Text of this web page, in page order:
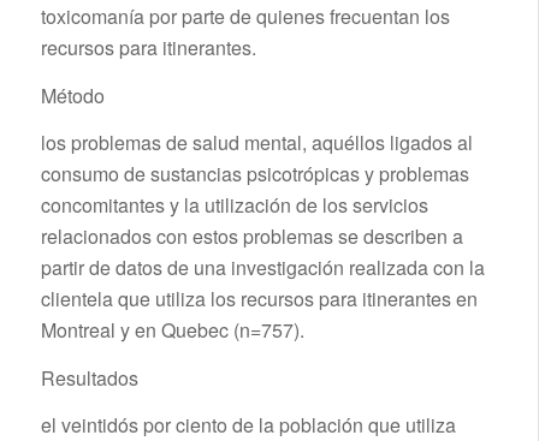
toxicomanía por parte de quienes frecuentan los
recursos para itinerantes.
Método
los problemas de salud mental, aquéllos ligados al
consumo de sustancias psicotrópicas y problemas
concomitantes y la utilización de los servicios
relacionados con estos problemas se describen a
partir de datos de una investigación realizada con la
clientela que utiliza los recursos para itinerantes en
Montreal y en Quebec (n=757).
Resultados
el veintidós por ciento de la población que utiliza